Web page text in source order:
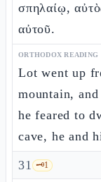
σπηλαίῳ,
αὐτοῦ.
ORTHODOX READING
Lot went up
mountain,
he feared to
cave, he and
31 🗝️1